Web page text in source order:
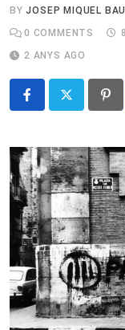
BYJOSEP MIQUEL
0 COMMENTS
2 ANYS AGO